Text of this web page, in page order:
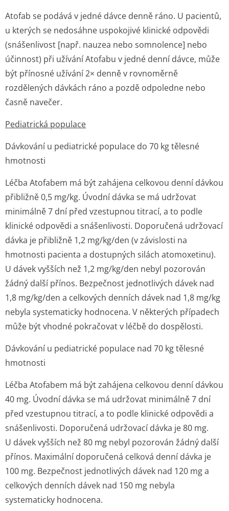
Atofab se podává v jedné dávce denně ráno. U pacientů,
u kterých se nedosáhne uspokojivé klinické odpovědi
(snášenlivost [např. nauzea nebo somnolence] nebo
účinnost) při užívání Atofabu v jedné denní dávce, může
být přínosné užívání 2× denně v rovnoměrně
rozdělených dávkách ráno a pozdě odpoledne nebo
časně navečer.
Pediatrická populace
Dávkování u pediatrické populace do 70 kg tělesné
hmotnosti
Léčba Atofabem má být zahájena celkovou denní dávkou
přibližně 0,5 mg/kg. Úvodní dávka se má udržovat
minimálně 7 dní před vzestupnou titrací, a to podle
klinické odpovědi a snášenlivosti. Doporučená udržovací
dávka je přibližně 1,2 mg/kg/den (v závislosti na
hmotnosti pacienta a dostupných silách atomoxetinu).
U dávek vyšších než 1,2 mg/kg/den nebyl pozorován
žádný další přínos. Bezpečnost jednotlivých dávek nad
1,8 mg/kg/den a celkových denních dávek nad 1,8 mg/kg
nebyla systematicky hodnocena. V některých případech
může být vhodné pokračovat v léčbě do dospělosti.
Dávkování u pediatrické populace nad 70 kg tělesné
hmotnosti
Léčba Atofabem má být zahájena celkovou denní dávkou
40 mg. Úvodní dávka se má udržovat minimálně 7 dní
před vzestupnou titrací, a to podle klinické odpovědi a
snášenlivosti. Doporučená udržovací dávka je 80 mg.
U dávek vyšších než 80 mg nebyl pozorován žádný další
přínos. Maximální doporučená celková denní dávka je
100 mg. Bezpečnost jednotlivých dávek nad 120 mg a
celkových denních dávek nad 150 mg nebyla
systematicky hodnocena.